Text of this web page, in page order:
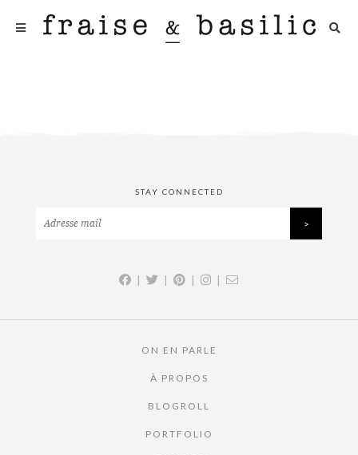
STAY CONNECTED
| | | |
ON EN PARLE
À PROPOS
BLOGROLL
PORTFOLIO